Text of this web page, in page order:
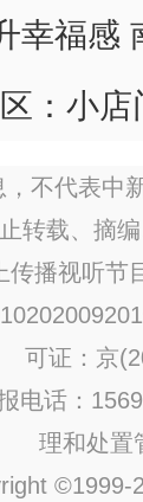
幸福
：小店
不代表中
转载、摘
传播视听节
可证：京
电话：
理和处置
©1999-